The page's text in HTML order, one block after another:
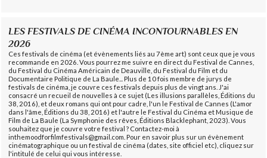
LES FESTIVALS DE CINÉMA INCONTOURNABLES EN
2026
Ces festivals de cinéma (et évènements liés au 7ème art) sont ceux que je vous
recommande en 2026. Vous pourrez me suivre en direct du Festival de Cannes,
du Festival du Cinéma Américain de Deauville, du Festival du Film et du
Documentaire Politique de La Baule... Plus de 10 fois membre de jurys de
festivals de cinéma, je couvre ces festivals depuis plus de vingt ans. J'ai
consacré un recueil de nouvelles à ce sujet (Les illusions parallèles, Éditions du
38, 2016), et deux romans qui ont pour cadre, l'un le Festival de Cannes (L'amor
dans l'âme, Éditions du 38, 2016) et l'autre le Festival du Cinéma et Musique de
Film de La Baule (La Symphonie des rêves, Éditions Blacklephant, 2023). Vous
souhaitez que je couvre votre festival ? Contactez-moi à
inthemoodforfilmfestivals@gmail.com. Pour en savoir plus sur un évènement
cinématographique ou un festival de cinéma (dates, site officiel etc), cliquez sur
l'intitulé de celui qui vous intéresse.